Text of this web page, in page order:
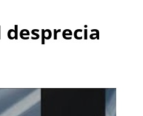
desprecia